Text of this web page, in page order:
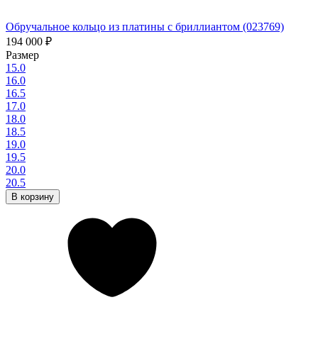
Обручальное кольцо из платины с бриллиантом (023769)
194 000 ₽
Размер
15.0
16.0
16.5
17.0
18.0
18.5
19.0
19.5
20.0
20.5
В корзину